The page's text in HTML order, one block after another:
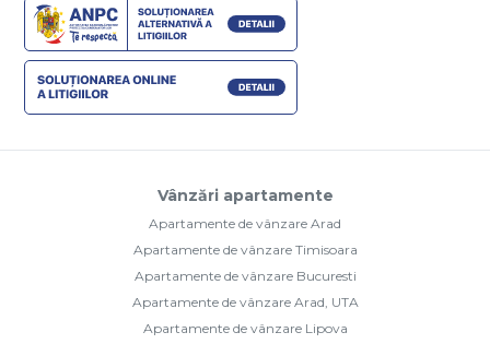
Vânzări apartamente
Apartamente de vânzare Arad
Apartamente de vânzare Timisoara
Apartamente de vânzare Bucuresti
Apartamente de vânzare Arad, UTA
Apartamente de vânzare Lipova